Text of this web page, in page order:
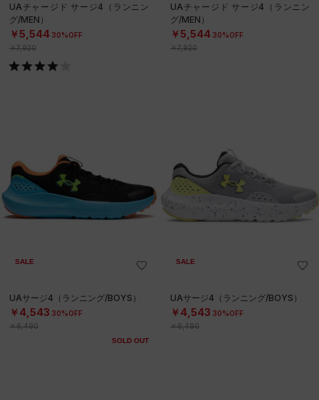
UAチャージド サージ4（ランニン
グ/MEN）
￥5,544 30%OFF
￥7,920
UAチャージド サージ4（ランニン
グ/MEN）
￥5,544 30%OFF
￥7,920
SALE
UAサージ4（ランニング/BOYS）
￥4,543 30%OFF
￥6,490
SOLD OUT
SALE
UAサージ4（ランニング/BOYS）
￥4,543 30%OFF
￥6,490